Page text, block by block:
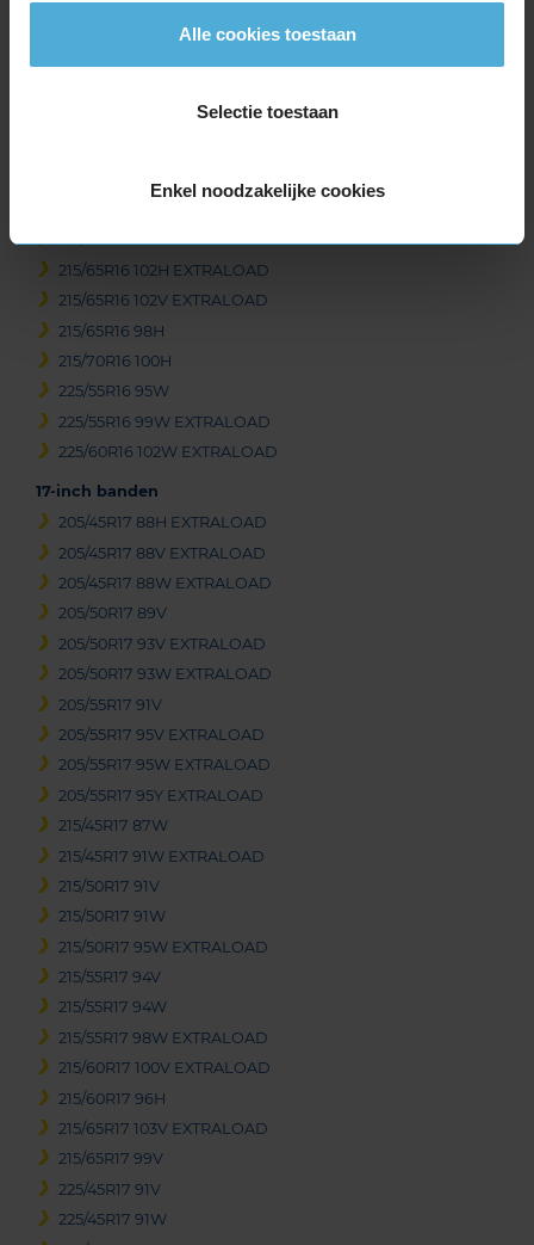
Alle cookies toestaan
Selectie toestaan
Enkel noodzakelijke cookies
205/60R16 96H EXTRALOAD
215/60R16 99H EXTRALOAD
215/65R16 102H EXTRALOAD
215/65R16 102V EXTRALOAD
215/65R16 98H
215/70R16 100H
225/55R16 95W
225/55R16 99W EXTRALOAD
225/60R16 102W EXTRALOAD
17-inch banden
205/45R17 88H EXTRALOAD
205/45R17 88V EXTRALOAD
205/45R17 88W EXTRALOAD
205/50R17 89V
205/50R17 93V EXTRALOAD
205/50R17 93W EXTRALOAD
205/55R17 91V
205/55R17 95V EXTRALOAD
205/55R17 95W EXTRALOAD
205/55R17 95Y EXTRALOAD
215/45R17 87W
215/45R17 91W EXTRALOAD
215/50R17 91V
215/50R17 91W
215/50R17 95W EXTRALOAD
215/55R17 94V
215/55R17 94W
215/55R17 98W EXTRALOAD
215/60R17 100V EXTRALOAD
215/60R17 96H
215/65R17 103V EXTRALOAD
215/65R17 99V
225/45R17 91V
225/45R17 91W